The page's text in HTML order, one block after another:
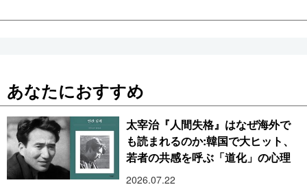
あなたにおすすめ
太宰治『人間失格』はなぜ海外で
も読まれるのか:韓国で大ヒット、
若者の共感を呼ぶ「道化」の心理
2026.07.22